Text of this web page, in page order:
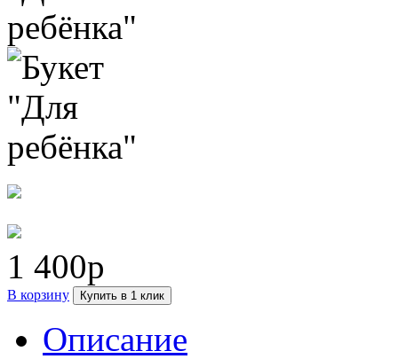
1 400р
В корзину Купить в 1 клик
Описание